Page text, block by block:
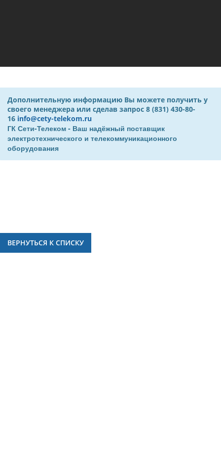
Дополнительную информацию Вы можете получить у
своего менеджера или сделав запрос 8 (831) 430-80-
16 info@cety-telekom.ru
ГК Сети-Телеком - Ваш надёжный поставщик
электротехнического и телекоммуникационного
оборудования
ВЕРНУТЬСЯ К СПИСКУ